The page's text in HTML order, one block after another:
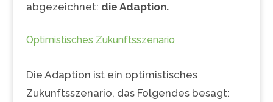
abgezeichnet: die Adaption.
Optimistisches Zukunftsszenario
Die Adaption ist ein optimistisches
Zukunftsszenario, das Folgendes besagt: